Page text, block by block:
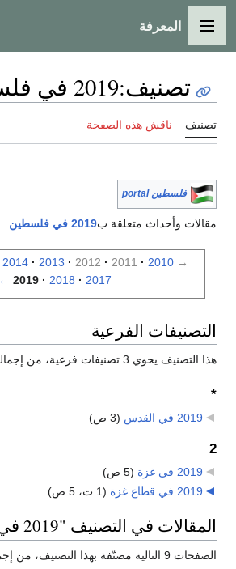
القائمة الرئيسية
المعرفة
تصنيف:2019 في فلسطين
تصنيف ناقش هذه الصفحة
فلسطين portal
مقالات وأحداث متعلقة ب2019 في فلسطين
→
2010
2011
2012
2013
2014
2017
2018
2019
←
التصنيفات الفرعية
هذا التصنيف يحوي 3 تصنيفات فرعية، من إجمالي 3.
*
2019 في القدس (3 ص)
2
2019 في غزة
(5 ص)
2019 في قطاع غزة
(1 ت، 5 ص)
المقالات في التصنيف "2019 في فلسطين"
الصفحات 9 التالية مصنّفة بهذا التصنيف، من إجمالي 9.